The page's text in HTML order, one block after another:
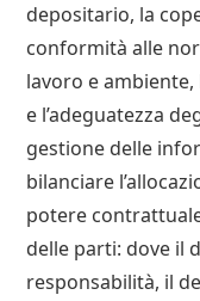
depositario, la
conformità alle
lavoro e
e l’adeguatezza
gestione delle
bilanciare
potere
delle parti: dove il
responsabilità, il